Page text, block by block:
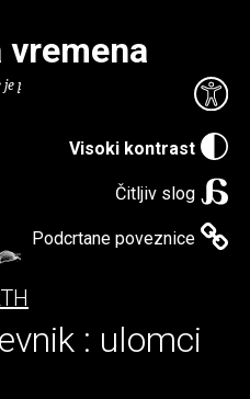
Visoki kontrast
Čitljiv slog
Podcrtane poveznice
vremena
puno knjiga.
: ulomci